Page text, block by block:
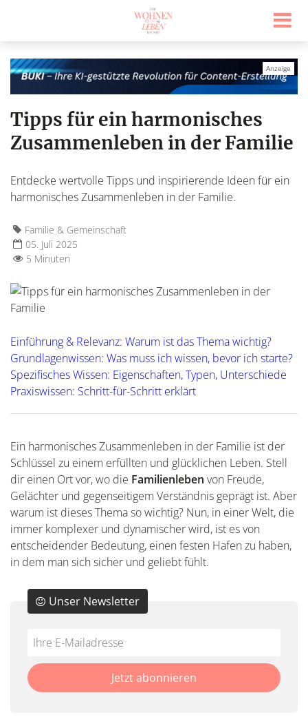
Tipps für ein harmonisches
Zusammenleben in der Familie
Entdecke wertvolle Tipps und inspirierende Ideen für ein
harmonisches Zusammenleben in der Familie.
Familie & Gemeinschaft
05. Juli 2025
5 Minuten
Einführung & Relevanz: Warum ist das Thema wichtig?
Grundlagenwissen: Was muss ich wissen, bevor ich starte?
Spezifisches Wissen: Eigenschaften, Typen, Unterschiede
Praxiswissen: Schritt-für-Schritt erklärt
Ein harmonisches Zusammenleben in der Familie ist der
Schlüssel zu einem erfüllten und glücklichen Leben. Stell
dir einen Ort vor, wo die Familienleben von Freude,
Gelächter und gegenseitigem Verständnis geprägt ist. Aber
warum ist dieses Thema so wichtig? Nun, in einer Welt, die
immer komplexer und dynamischer wird, ist es von
entscheidender Bedeutung, einen festen Hafen zu haben,
in dem man sich sicher und geliebt fühlt.
Do
fill
this
Unser Newsletter
*Ihre
Mailadresse:
Jetzt abonnieren